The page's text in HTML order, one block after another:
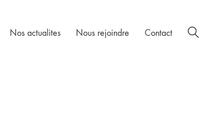
Nos actualites Nous rejoindre Contact